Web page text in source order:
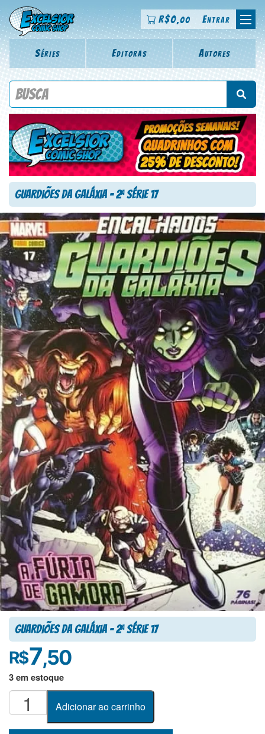
R$0,00 Entrar
Séries Editoras Autores
Procure por título da revista, personagem, série, escritor,
Guardiões da Galáxia – 2aSérie 17
Guardiões da Galáxia – 2aSérie 17
R$7,50
3 em estoque
Guardiões
da
Galáxia
Adicionar ao carrinho